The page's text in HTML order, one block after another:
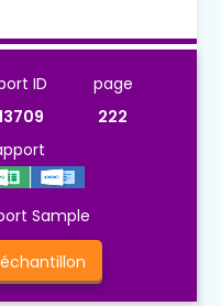
ID
page
222
Sample